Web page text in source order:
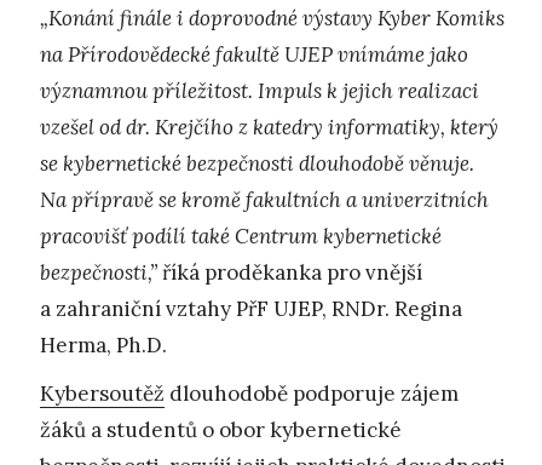
„Konání finále i doprovodné výstavy Kyber Komiks
na Přírodovědecké fakultě UJEP vnímáme jako
významnou příležitost. Impuls k jejich realizaci
vzešel od dr. Krejčího z katedry informatiky, který
se kybernetické bezpečnosti dlouhodobě věnuje.
Na přípravě se kromě fakultních a univerzitních
pracovišť podílí také Centrum kybernetické
bezpečnosti,”říká proděkanka pro vnější
a zahraniční vztahy PřF UJEP, RNDr. Regina
Herma, Ph.D.
Kybersoutěž dlouhodobě podporuje zájem
žáků a studentů o obor kybernetické